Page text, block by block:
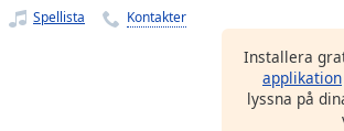
Spellista Kontakter
Installera
applikation
lyssna på